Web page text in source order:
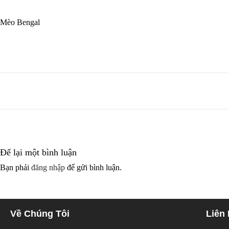
Mèo Bengal
Để lại một bình luận
Bạn phải đăng nhập để gửi bình luận.
Về Chúng Tôi Liên